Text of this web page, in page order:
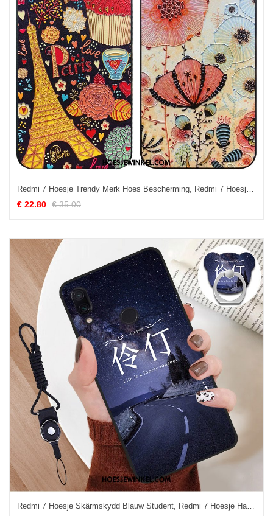
Redmi 7 Hoesje Trendy Merk Hoes Bescherming, Redmi 7 Hoesje Anti-fall Rood Beige
€ 22.80 € 35.00
Redmi 7 Hoesje Skärmskydd Blauw Student, Redmi 7 Hoesje Hanger Tempereren Beige